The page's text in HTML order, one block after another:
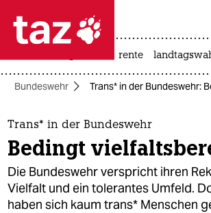
 taz zahl ich
taz zahl ich
themen
politik
öko
rente
Bundeswehr Trans* in der Bundeswehr:
Trans* in der Bundeswehr
Bedingt
Die Bundeswehr verspricht ihren
Vielfalt und ein tolerantes Umfeld.
haben sich kaum trans* Menschen